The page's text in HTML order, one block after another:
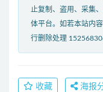
止复制、盗用、采集
体平台。如若本站内
行删除处理
收藏 海报